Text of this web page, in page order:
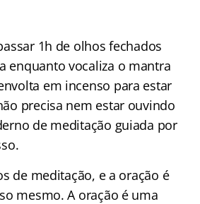
1h de olhos fechados
enquanto vocaliza o mantra
em incenso para estar
precisa nem estar ouvindo
de meditação guiada por
de meditação, e a oração é
mesmo. A oração é uma